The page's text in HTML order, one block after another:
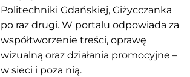
Politechniki Gdańskiej, Giżycczanka
po raz drugi. W portalu odpowiada za
współtworzenie treści, oprawę
wizualną oraz działania promocyjne –
w sieci i poza nią.